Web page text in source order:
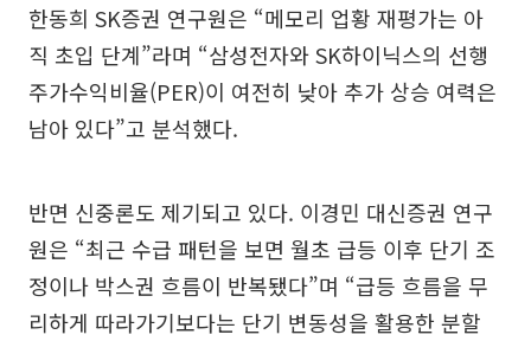
한동희 SK증권 연구원은 “메모리 업황 재평가는 아
직 초입 단계”라며 “삼성전자와 SK하이닉스의 선행
주가수익비율(PER)이 여전히 낮아 추가 상승 여력은
남아 있다”고 분석했다.
반면 신중론도 제기되고 있다. 이경민 대신증권 연구
원은 “최근 수급 패턴을 보면 월초 급등 이후 단기 조
정이나 박스권 흐름이 반복됐다”며 “급등 흐름을 무
리하게 따라가기보다는 단기 변동성을 활용한 분할